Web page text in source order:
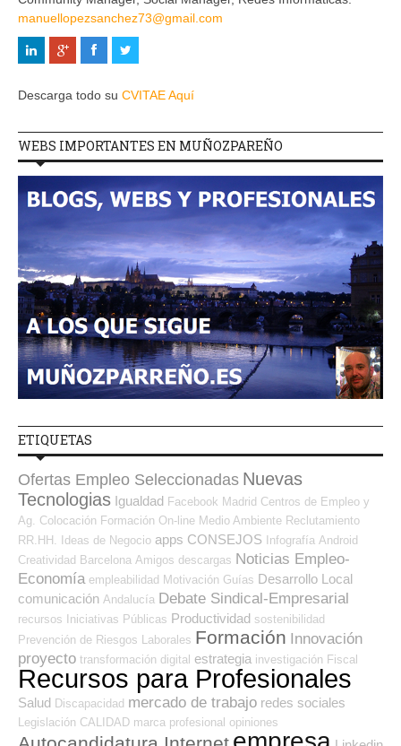
manuellopezsanchez73@gmail.com
Descarga todo su CVITAE Aquí
WEBS IMPORTANTES EN MUÑOZPAREÑO
ETIQUETAS
Ofertas Empleo Seleccionadas Nuevas
Tecnologias Igualdad Facebook Madrid Centros de Empleo y
Ag. Colocación Formación On-line Medio Ambiente Reclutamiento
RR.HH.
Ideas de Negocio apps CONSEJOS Infografía Android
Creatividad Barcelona Amigos descargas Noticias Empleo-
Economía empleabilidad Motivación Guías Desarrollo Local
comunicación Andalucía Debate Sindical-Empresarial
recursos Iniciativas Públicas Productividad sostenibilidad
Prevención de Riesgos Laborales Formación Innovación
proyecto transformación digital estrategia investigación Fiscal
Recursos para Profesionales
Salud Discapacidad mercado de trabajo redes sociales
Legislación CALIDAD marca profesional opiniones